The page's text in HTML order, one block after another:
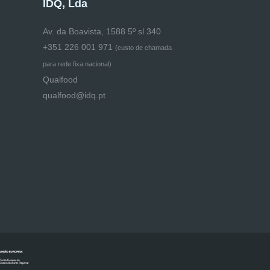
IDQ, Lda
Av. da Boavista, 1588 5º sl 340
+351 226 001 971 (custo de chamada
para rede fixa nacional)
Qualfood
qualfood@idq.pt